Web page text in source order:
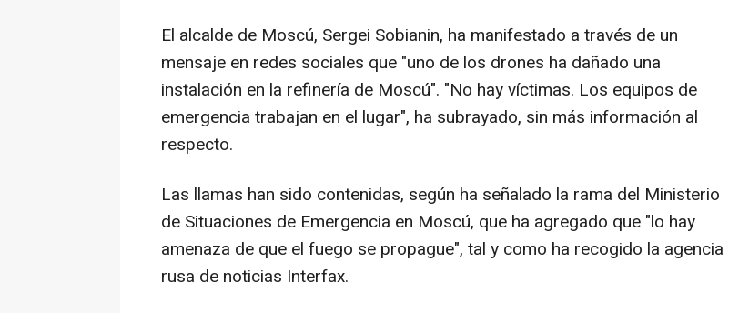
El alcalde de Moscú, Sergei Sobianin, ha manifestado a través de un
mensaje en redes sociales que "uno de los drones ha dañado una
instalación en la refinería de Moscú". "No hay víctimas. Los equipos de
emergencia trabajan en el lugar", ha subrayado, sin más información al
respecto.
Las llamas han sido contenidas, según ha señalado la rama del Ministerio
de Situaciones de Emergencia en Moscú, que ha agregado que "lo hay
amenaza de que el fuego se propague", tal y como ha recogido la agencia
rusa de noticias Interfax.